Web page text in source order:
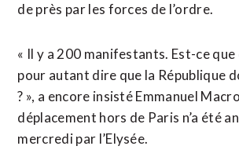
de près par les forces de l’ordre.
« Il y a 200 manifestants. Est-ce que
pour autant dire que la République
? », a encore insisté Emmanuel
déplacement hors de Paris n’a été
mercredi par l’Elysée.